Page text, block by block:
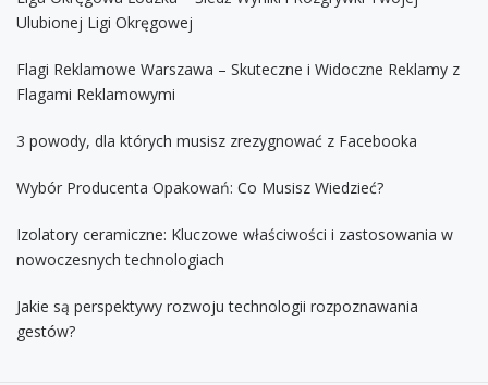
Ulubionej Ligi Okręgowej
Flagi Reklamowe Warszawa – Skuteczne i Widoczne Reklamy z
Flagami Reklamowymi
3 powody, dla których musisz zrezygnować z Facebooka
Wybór Producenta Opakowań: Co Musisz Wiedzieć?
Izolatory ceramiczne: Kluczowe właściwości i zastosowania w
nowoczesnych technologiach
Jakie są perspektywy rozwoju technologii rozpoznawania
gestów?